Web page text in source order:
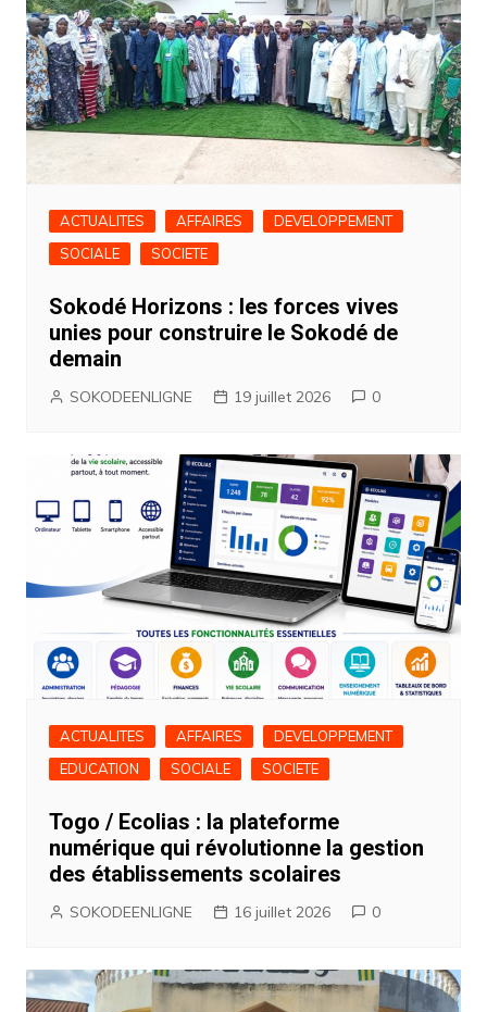
ACTUALITES AFFAIRES
DEVELOPPEMENT
SOCIALE
SOCIETE
Sokodé Horizons : les forces vives
unies pour construire le Sokodé de
demain
SOKODEENLIGNE 19 juillet 2026 0
ACTUALITES AFFAIRES
DEVELOPPEMENT
EDUCATION
SOCIALE SOCIETE
Togo / Ecolias : la plateforme
numérique qui révolutionne la gestion
des établissements scolaires
SOKODEENLIGNE 16 juillet 2026 0